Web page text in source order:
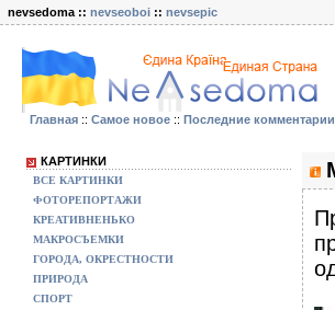
nevsedoma :: nevseoboi :: nevsepic
Главная :: Самое новое :: Последние комментарии
КАРТИНКИ
ВСЕ КАРТИНКИ
ФОТОРЕПОРТАЖИ
КРЕАТИВНЕНЬКО
МАКРОСЪЕМКИ
ГОРОДА, ОКРЕСТНОСТИ
ПРИРОДА
СПОРТ